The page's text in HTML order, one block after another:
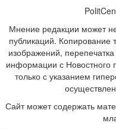
Мнение редакции может
публикаций. Копирование
изображений,
информации с Новостного
только с указанием
Сайт может содержать